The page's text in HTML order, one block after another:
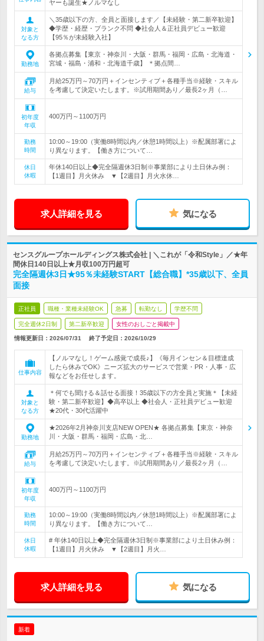
ヤーも誕生★ノルマなし
対象と
なる方
＼35歳以下の方、全員と面接します／【未経験・第二新卒歓迎】
◆学歴・経歴・ブランク不問 ◆社会人＆正社員デビュー歓迎
【95％が未経験入社】
勤務地
各拠点募集【東京・神奈川・大阪・群馬・福岡・広島・北海道・
宮城・福島・浦和・北海道千歳】 ＊拠点間…
給与
月給25万円～70万円＋インセンティブ＋各種手当※経験・スキル
を考慮して決定いたします。※試用期間あり／最長2ヶ月（…
初年度
年収
400万円～1100万円
勤務
時間
10:00～19:00（実働8時間以内／休憩1時間以上）※配属部署によ
り異なります。【働き方について…
休日
休暇
年休140日以上◆完全隔週休3日制※事業部により土日休み例：
【1週目】月火休み ▼【2週目】月火水休…
求人詳細を見る 気になる
センスグループホールディングス株式会社 | ＼これが「令和Style」／★年
間休日140日以上★月収100万円超可
完全隔週休3日★95％未経験START【総合職】*35歳以下、全員
面接
正社員 職種・業種未経験OK 急募 転勤なし 学歴不問
完全週休2日制 第二新卒歓迎 女性のおしごと掲載中
情報更新日：2026/07/31 終了予定日： 2026/10/29
仕事内容
【ノルマなし！ゲーム感覚で成長♪】《毎月インセン＆目標達成
したら休みでOK》ニーズ拡大のサービスで営業・PR・人事・広
報などをお任せします。
対象と
なる方
＊何でも聞ける＆話せる面接！35歳以下の方全員と実施＊【未経
験・第二新卒歓迎】◆高卒以上 ◆社会人・正社員デビュー歓迎
★20代・30代活躍中
勤務地
★2026年2月神奈川支店NEW OPEN★ 各拠点募集【東京・神奈
川・大阪・群馬・福岡・広島・北…
給与
月給25万円～70万円＋インセンティブ＋各種手当※経験・スキル
を考慮して決定いたします。※試用期間あり／最長2ヶ月（…
初年度
年収
400万円～1100万円
勤務
時間
10:00～19:00（実働8時間以内／休憩1時間以上）※配属部署によ
り異なります。【働き方について…
休日
休暇
# 年休140日以上◆完全隔週休3日制※事業部により土日休み例：
【1週目】月火休み ▼【2週目】月火…
求人詳細を見る 気になる
新着